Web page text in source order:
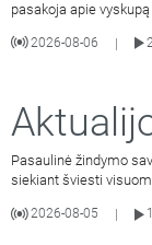
pasakoja apie
2026-08-06 |
Pasaulinė žindymo
siekiant šviesti
2026-08-05